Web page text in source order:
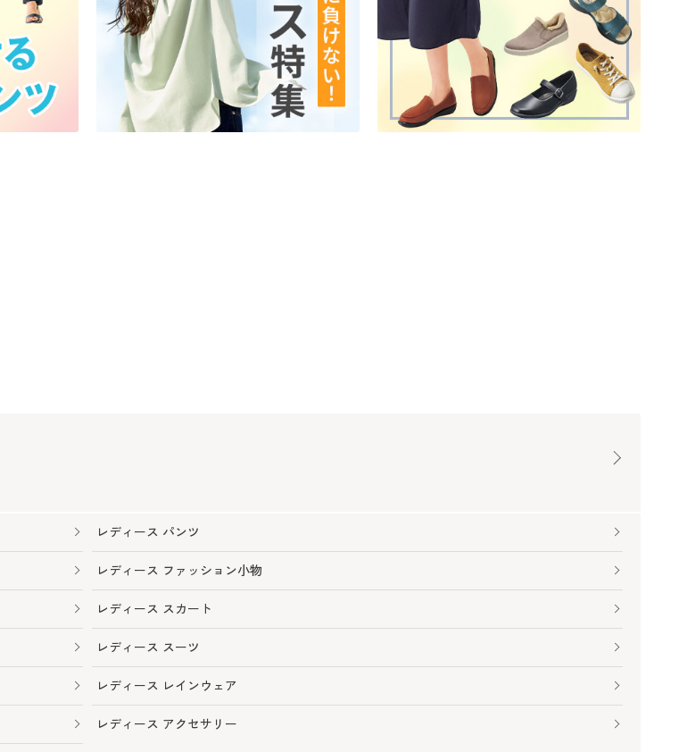
レディース パンツ
レディース ファッション小物
レディース スカート
レディース スーツ
レディース レインウェア
レディース アクセサリー